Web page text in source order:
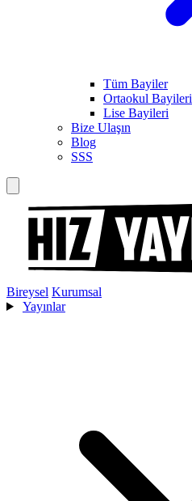
Tüm Bayiler
Ortaokul Bayileri
Lise Bayileri
Bize Ulaşın
Blog
SSS
Bireysel Kurumsal
Yayınlar